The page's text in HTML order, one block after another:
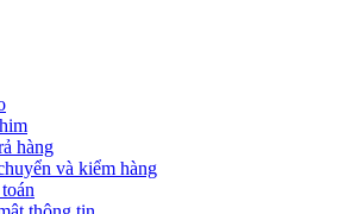
hàng
và kiểm hàng